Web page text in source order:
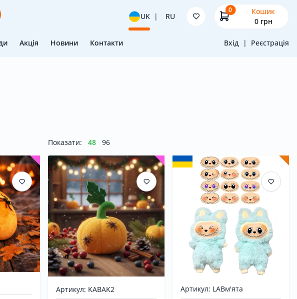
UK | RU
0
Кошик
0грн
Акція Новини Контакти Вхід | Реєстрація
Показати: 48 96
Артикул: KABAK2 Артикул: LABм'ята